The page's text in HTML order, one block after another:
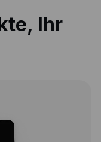
Ihr